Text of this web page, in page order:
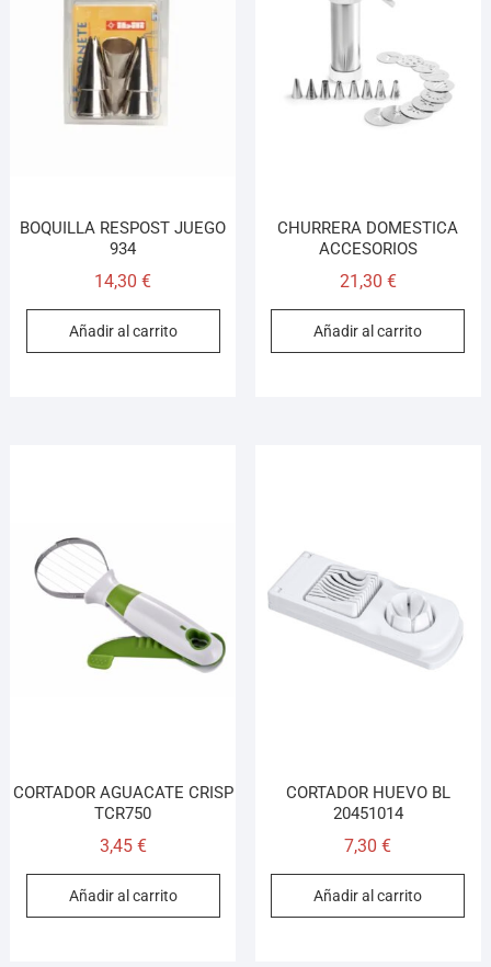
BOQUILLA RESPOST JUEGO
934
14,30€
Añadir al carrito
CHURRERA DOMESTICA
ACCESORIOS
21,30 €
Añadir al carrito
CORTADOR AGUACATE CRISP
TCR750
3,45 €
Añadir al carrito
CORTADOR HUEVO BL
20451014
7,30€
Añadir al carrito
Llamar (cerrado)
aunque no sepas el nombre exacto